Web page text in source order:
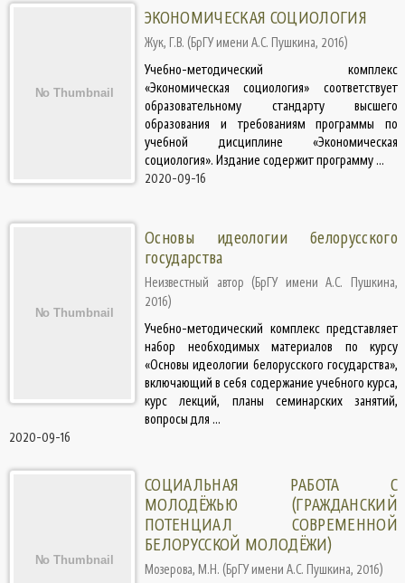
ЭКОНОМИЧЕСКАЯ СОЦИОЛОГИЯ
Жук, Г.В. (БрГУ имени А.С. Пушкина, 2016)
Учебно-методический комплекс
«Экономическая социология» соответствует
образовательному стандарту высшего
образования и требованиям программы по
учебной дисциплине «Экономическая
социология». Издание содержит программу ...
2020-09-16
Основы идеологии белорусского
государства
Неизвестный автор (БрГУ имени А.С. Пушкина,
2016)
Учебно-методический комплекс представляет
набор необходимых материалов по курсу
«Основы идеологии белорусского государства»,
включающий в себя содержание учебного курса,
курс лекций, планы семинарских занятий,
вопросы для ...
2020-09-16
СОЦИАЛЬНАЯ РАБОТА С
МОЛОДЁЖЬЮ (ГРАЖДАНСКИЙ
ПОТЕНЦИАЛ СОВРЕМЕННОЙ
БЕЛОРУССКОЙ МОЛОДЁЖИ)
Мозерова, М.Н. (БрГУ имени А.С. Пушкина, 2016)